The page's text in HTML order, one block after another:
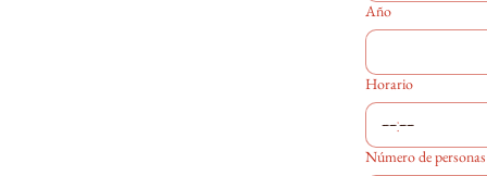
Año
Horario
:
Número de personas